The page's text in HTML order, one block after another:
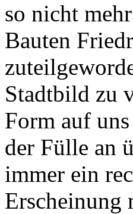
so nicht
Bauten
Stadtbild zu
Form auf
der Fülle an
immer ein
Erscheinung